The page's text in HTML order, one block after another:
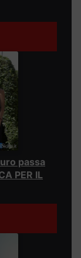
passa
PER IL